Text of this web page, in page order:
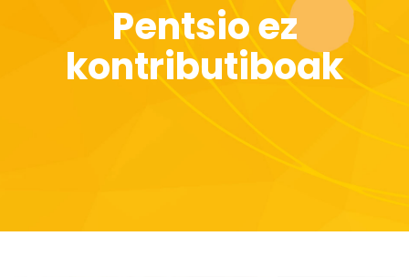
Pentsio ez
kontributiboak